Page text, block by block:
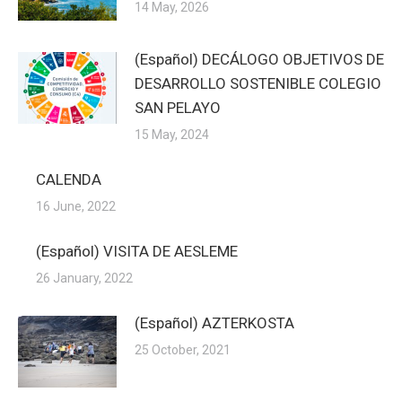
14 May, 2026
(Español) DECÁLOGO OBJETIVOS DE
DESARROLLO SOSTENIBLE COLEGIO
SAN PELAYO
15 May, 2024
CALENDA
16 June, 2022
(Español) VISITA DE AESLEME
26 January, 2022
(Español) AZTERKOSTA
25 October, 2021